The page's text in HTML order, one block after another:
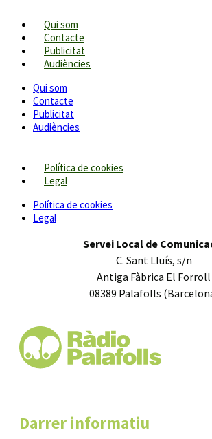
Qui som
Contacte
Publicitat
Audiències
Qui som
Contacte
Publicitat
Audiències
Política de cookies
Legal
Política de cookies
Legal
Servei Local de
C. Sant Lluís, s/n
Antiga Fàbrica El Forroll
08389 Palafolls
Darrer informatiu